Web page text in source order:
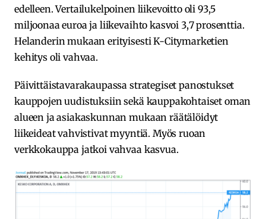
edelleen. Vertailukelpoinen liikevoitto oli 93,5
miljoonaa euroa ja liikevaihto kasvoi 3,7 prosenttia.
Helanderin mukaan erityisesti K-Citymarketien
kehitys oli vahvaa.
Päivittäistavarakaupassa strategiset panostukset
kauppojen uudistuksiin sekä kauppakohtaiset oman
alueen ja asiakaskunnan mukaan räätälöidyt
liikeideat vahvistivat myyntiä. Myös ruoan
verkkokauppa jatkoi vahvaa kasvua.